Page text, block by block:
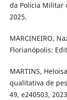
da Polícia Militar
2025.
MARCINEIRO,
Florianópolis:
MARTINS,
qualitativa de
49, e240503,